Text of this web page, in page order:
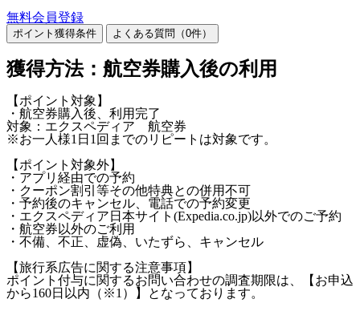
無料会員登録
ポイント獲得条件 よくある質問（0件）
獲得方法：航空券購入後の利用
【ポイント対象】
・航空券購入後、利用完了
対象：エクスペディア 航空券
※お一人様1日1回までのリピートは対象です。
【ポイント対象外】
・アプリ経由での予約
・クーポン割引等その他特典との併用不可
・予約後のキャンセル、電話での予約変更
・エクスペディア日本サイト(Expedia.co.jp)以外でのご予約
・航空券以外のご利用
・不備、不正、虚偽、いたずら、キャンセル
【旅行系広告に関する注意事項】
ポイント付与に関するお問い合わせの調査期限は、【お申込
から160日以内（※1）】となっております。